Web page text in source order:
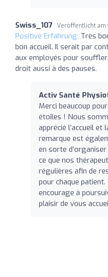
Swiss_107 Veröffentlicht am
Positive Erfahrung: Très
bon accueil. Il serait par
aux employés pour
droit aussi à des pauses.
Activ Santé
Merci beaucoup
étoiles ! Nous
apprécié l’accueil et
remarque est
en sorte
ce que nos
régulières afin de
pour chaque
encourage à
plaisir de vous